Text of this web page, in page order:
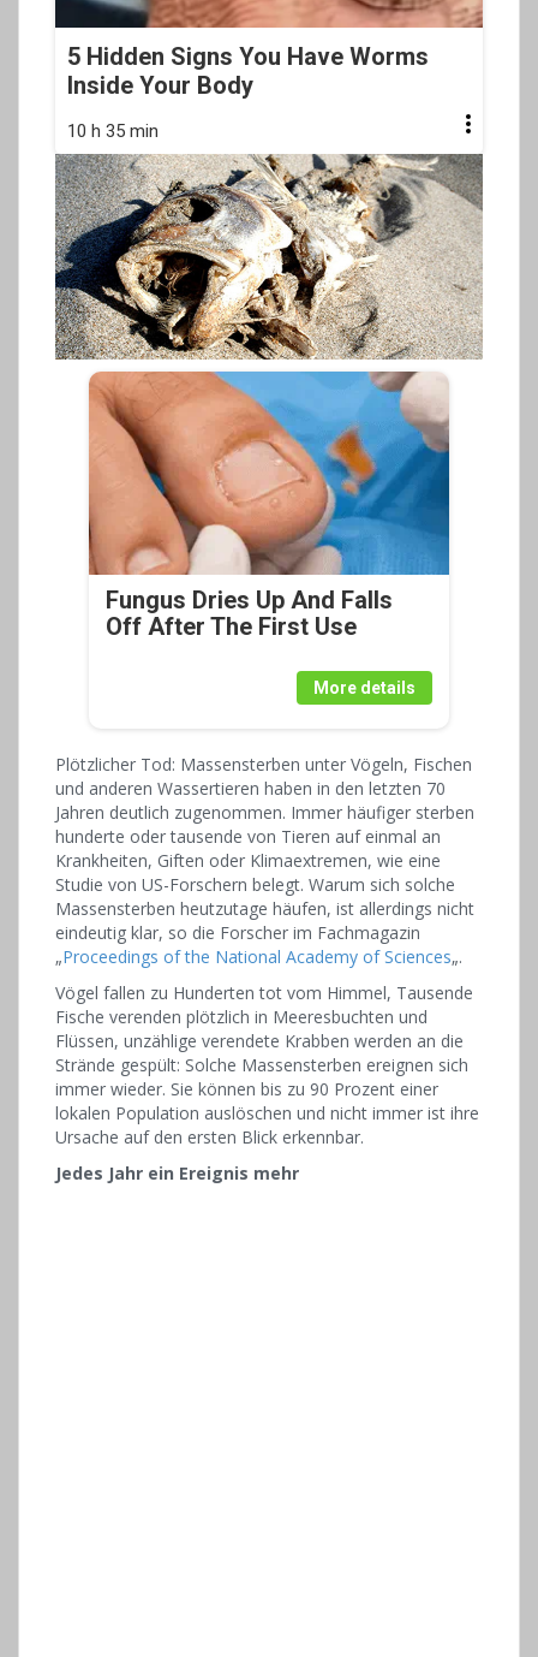
5 Hidden Signs You Have Worms
Inside Your Body
10 h 35 min
Fungus Dries Up And Falls
Off After The First Use
More details
Plötzlicher Tod: Massensterben unter Vögeln, Fischen
und anderen Wassertieren haben in den letzten 70
Jahren deutlich zugenommen. Immer häufiger sterben
hunderte oder tausende von Tieren auf einmal an
Krankheiten, Giften oder Klimaextremen, wie eine
Studie von US-Forschern belegt. Warum sich solche
Massensterben heutzutage häufen, ist allerdings nicht
eindeutig klar, so die Forscher im Fachmagazin
„Proceedings of the National Academy of Sciences„.
Vögel fallen zu Hunderten tot vom Himmel, Tausende
Fische verenden plötzlich in Meeresbuchten und
Flüssen, unzählige verendete Krabben werden an die
Strände gespült: Solche Massensterben ereignen sich
immer wieder. Sie können bis zu 90 Prozent einer
lokalen Population auslöschen und nicht immer ist ihre
Ursache auf den ersten Blick erkennbar.
Jedes Jahr ein Ereignis mehr